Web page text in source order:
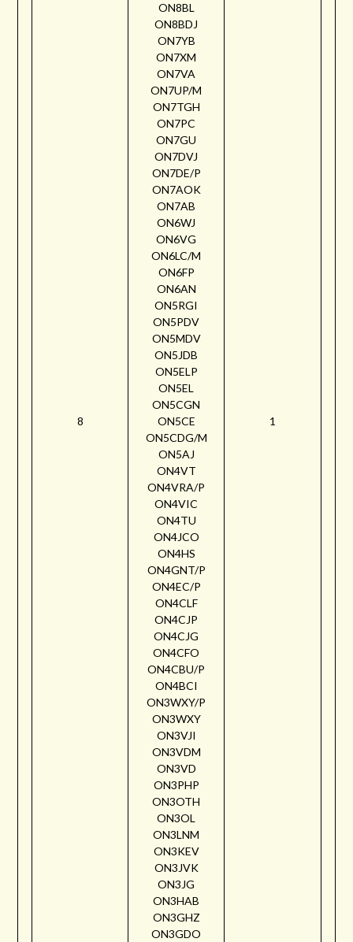
8
ON8BL
ON8BDJ
ON7YB
ON7XM
ON7VA
ON7UP/M
ON7TGH
ON7PC
ON7GU
ON7DVJ
ON7DE/P
ON7AOK
ON7AB
ON6WJ
ON6VG
ON6LC/M
ON6FP
ON6AN
ON5RGI
ON5PDV
ON5MDV
ON5JDB
ON5ELP
ON5EL
ON5CGN
ON5CE
ON5CDG/M
ON5AJ
ON4VT
ON4VRA/P
ON4VIC
ON4TU
ON4JCO
ON4HS
ON4GNT/P
ON4EC/P
ON4CLF
ON4CJP
ON4CJG
ON4CFO
ON4CBU/P
ON4BCI
ON3WXY/P
ON3WXY
ON3VJI
ON3VDM
ON3VD
ON3PHP
ON3OTH
ON3OL
ON3LNM
ON3KEV
ON3JVK
ON3JG
ON3HAB
ON3GHZ
ON3GDO
1